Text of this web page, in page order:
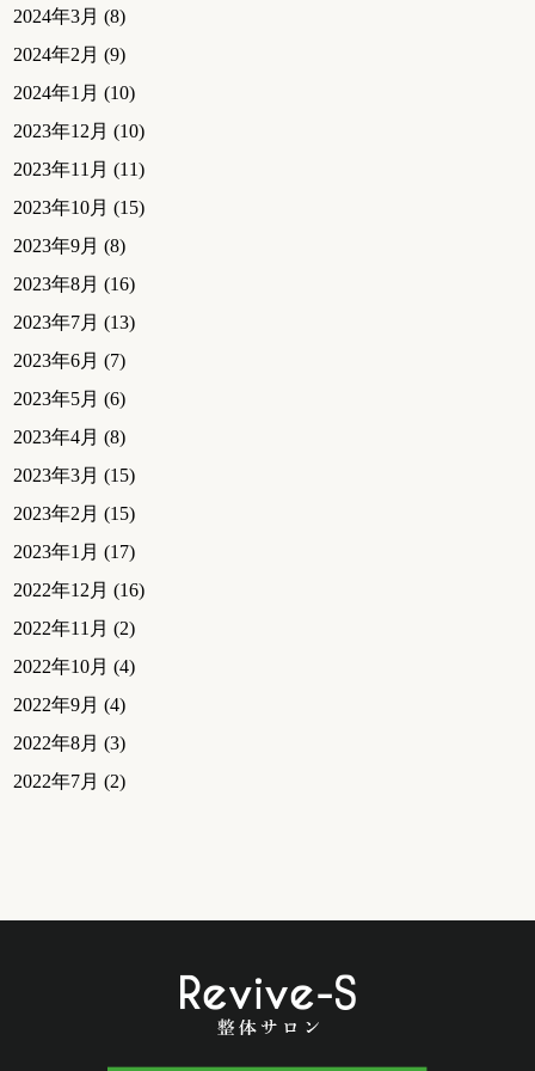
2024年3月 (8)
2024年2月 (9)
2024年1月 (10)
2023年12月 (10)
2023年11月 (11)
2023年10月 (15)
2023年9月 (8)
2023年8月 (16)
2023年7月 (13)
2023年6月 (7)
2023年5月 (6)
2023年4月 (8)
2023年3月 (15)
2023年2月 (15)
2023年1月 (17)
2022年12月 (16)
2022年11月 (2)
2022年10月 (4)
2022年9月 (4)
2022年8月 (3)
2022年7月 (2)